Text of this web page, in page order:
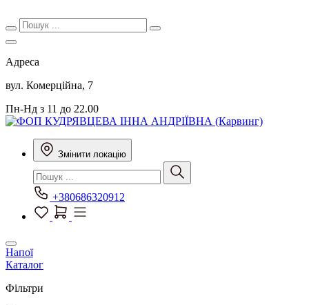
Адреса
вул. Комерційна, 7
Пн-Нд з 11 до 22.00
Змінити локацію
+380686320912
Напої
Каталог
Фільтри